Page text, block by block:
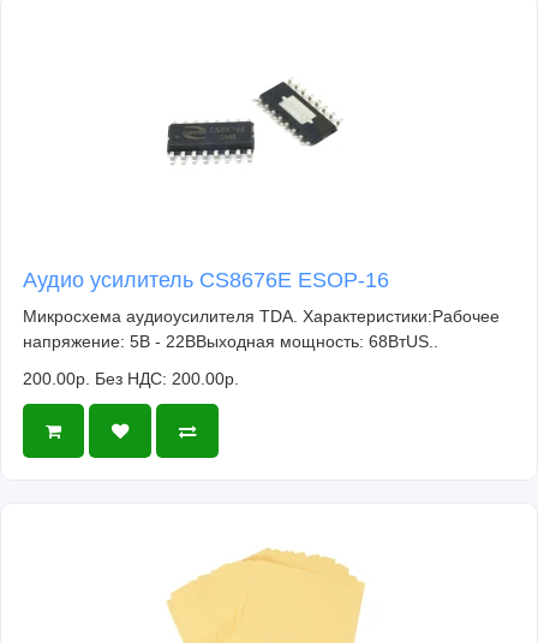
Аудио усилитель CS8676E ESOP-16
Микросхема аудиоусилителя TDA. Характеристики:Рабочее
напряжение: 5В - 22ВВыходная мощность: 68ВтUS..
200.00р. Без НДС: 200.00р.